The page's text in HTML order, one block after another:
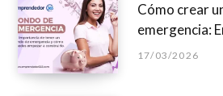
Cómo crear
emergencia:
17/03/2026